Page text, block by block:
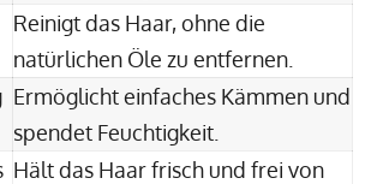
Reinigt das Haar, ohne die
natürlichen Öle zu entfernen.
Ermöglicht einfaches Kämmen und
spendet Feuchtigkeit.
Hält das Haar frisch und frei von